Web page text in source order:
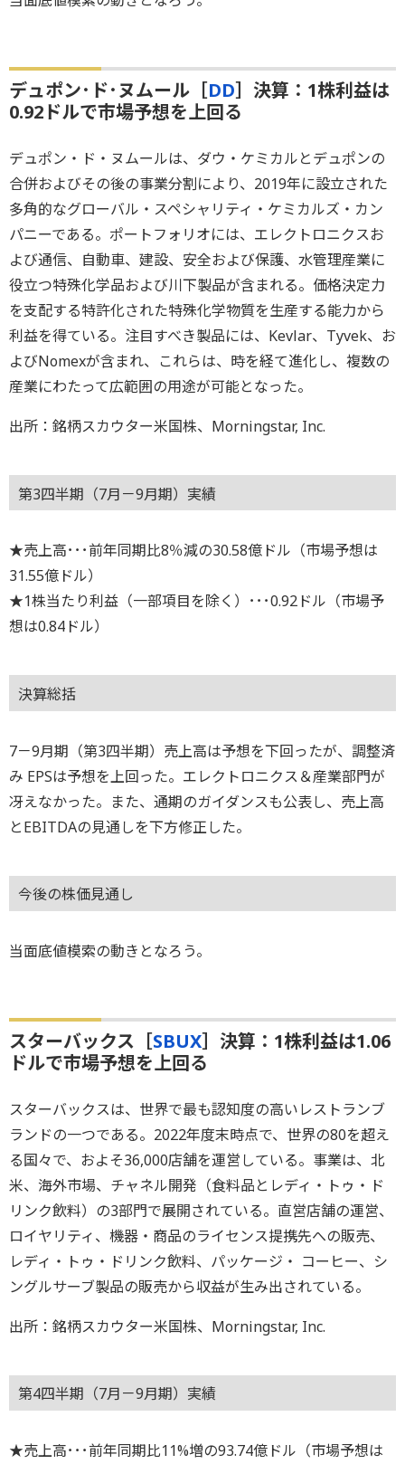
デュポン･ド･ヌムール［DD］決算：1株利益は
0.92ドルで市場予想を上回る
デュポン・ド・ヌムールは、ダウ・ケミカルとデュポンの
合併およびその後の事業分割により、2019年に設立された
多角的なグローバル・スペシャリティ・ケミカルズ・カン
パニーである。ポートフォリオには、エレクトロニクスお
よび通信、自動車、建設、安全および保護、水管理産業に
役立つ特殊化学品および川下製品が含まれる。価格決定力
を支配する特許化された特殊化学物質を生産する能力から
利益を得ている。注目すべき製品には、Kevlar、Tyvek、お
よびNomexが含まれ、これらは、時を経て進化し、複数の
産業にわたって広範囲の用途が可能となった。
出所：銘柄スカウター米国株、Morningstar, Inc.
第3四半期（7月－9月期）実績
★売上高･･･前年同期比8％減の30.58億ドル（市場予想は
31.55億ドル）
★1株当たり利益（一部項目を除く）･･･0.92ドル（市場予
想は0.84ドル）
決算総括
7－9月期（第3四半期）売上高は予想を下回ったが、調整済
み EPSは予想を上回った。エレクトロニクス＆産業部門が
冴えなかった。また、通期のガイダンスも公表し、売上高
とEBITDAの見通しを下方修正した。
今後の株価見通し
当面底値模索の動きとなろう。
スターバックス［SBUX］決算：1株利益は1.06
ドルで市場予想を上回る
スターバックスは、世界で最も認知度の高いレストランブ
ランドの一つである。2022年度末時点で、世界の80を超え
る国々で、およそ36,000店舗を運営している。事業は、北
米、海外市場、チャネル開発（食料品とレディ・トゥ・ド
リンク飲料）の3部門で展開されている。直営店舗の運営、
ロイヤリティ、機器・商品のライセンス提携先への販売、
レディ・トゥ・ドリンク飲料、パッケージ・ コーヒー、シ
ングルサーブ製品の販売から収益が生み出されている。
出所：銘柄スカウター米国株、Morningstar, Inc.
第4四半期（7月－9月期）実績
★売上高･･･前年同期比11%増の93.74億ドル（市場予想は